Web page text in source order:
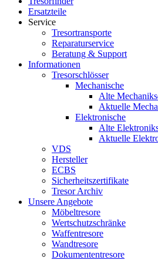
Ersatzteile
Service
Tresortransporte
Reparaturservice
Beratung & Support
Informationen
Tresorschlösser
Mechanische
Alte
Aktuelle
Elektronische
Alte
Aktuelle
VDS
Hersteller
ECBS
Sicherheitszertifikate
Tresor Archiv
Unsere Angebote
Möbeltresore
Wertschutzschränke
Waffentresore
Wandtresore
Dokumententresore